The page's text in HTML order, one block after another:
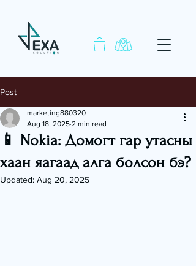
Post
📱 Nokia: Домогт гар утасны
хаан яагаад алга болсон бэ?
marketing880320
Aug 18, 2025 2 min read
Updated: Aug 20, 2025